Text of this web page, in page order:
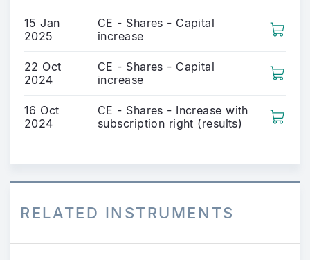
15 Jan
2025
CE - Shares - Capital
increase
22 Oct
2024
CE - Shares - Capital
increase
16 Oct
2024
CE - Shares - Increase with
subscription right (results)
RELATED INSTRUMENTS